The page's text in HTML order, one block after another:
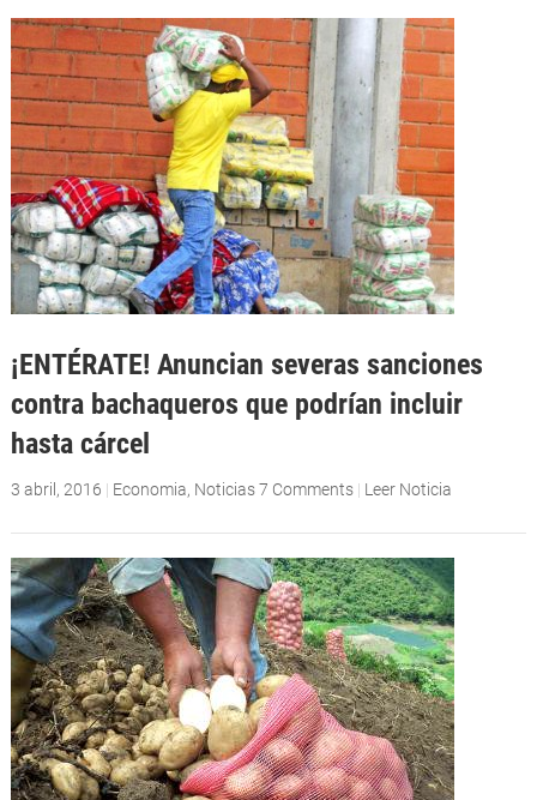
¡ENTÉRATE! Anuncian severas sanciones
contra bachaqueros que podrían incluir
hasta cárcel
3 abril, 2016 | Economia, Noticias 7 Comments | Leer Noticia